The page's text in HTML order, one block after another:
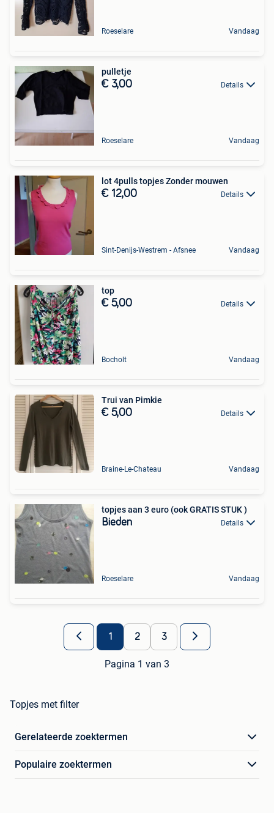
Roeselare Vandaag
pulletje
€ 3,00 Details
Roeselare Vandaag
lot 4pulls topjes Zonder mouwen
€ 12,00 Details
Sint-Denijs-Westrem - Afsnee Vandaag
top
€ 5,00 Details
Bocholt Vandaag
Trui van Pimkie
€ 5,00 Details
Braine-Le-Chateau Vandaag
topjes aan 3 euro (ook GRATIS STUK )
Bieden Details
Roeselare Vandaag
1 2 3
Pagina 1 van 3
Topjes met filter
Gerelateerde zoektermen
Populaire zoektermen